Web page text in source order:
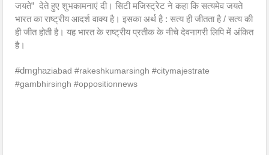
जयते” देते हुए शुभकामनाएं दी। सिटी मजिस्ट्रेट ने कहा कि सत्यमेव जयते
भारत का राष्ट्रीय आदर्श वाक्य है। इसका अर्थ है : सत्य ही जीतता है / सत्य की
ही जीत होती है। यह भारत के राष्ट्रीय प्रतीक के नीचे देवनागरी लिपि में अंकित
है।
#dmghaziabad #rakeshkumarsingh #citymajestrate
#gambhirsingh #oppositionnews